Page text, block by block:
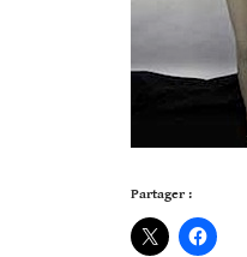
Partager :